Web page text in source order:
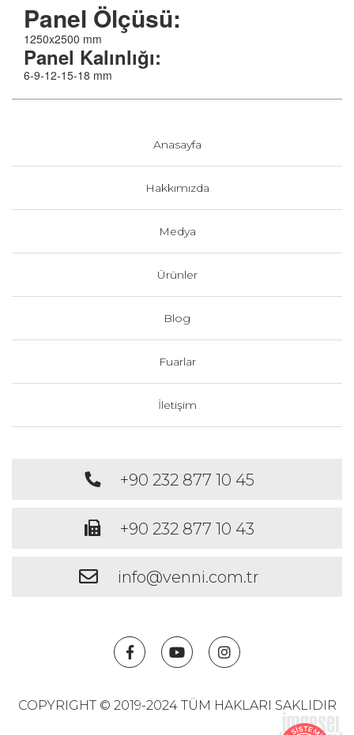
Panel Ölçüsü:
1250x2500 mm
Panel Kalınlığı:
6-9-12-15-18 mm
Anasayfa
Hakkımızda
Medya
Ürünler
Blog
Fuarlar
İletişim
+90 232 877 10 45
+90 232 877 10 43
info@venni.com.tr
COPYRIGHT © 2019-2024 TÜM HAKLARI SAKLIDIR